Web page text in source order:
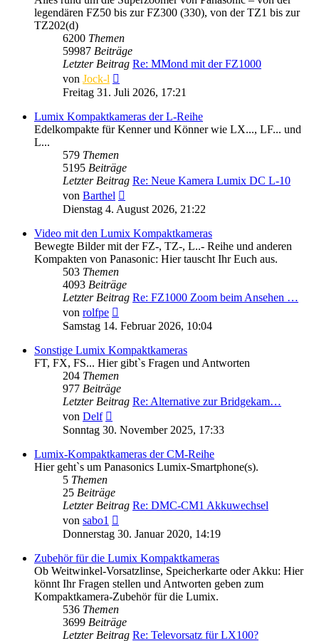
legendären FZ50 bis zur FZ300 (330), von der TZ1 bis zur
TZ202(d)
6200 Themen
59987 Beiträge
Letzter Beitrag Re: MMond mit der FZ1000
von Jock-l
Beitrag
Freitag 31. Juli 2026, 17:21
Lumix Kompaktkameras der L-Reihe
Edelkompakte für Kenner und Könner wie LX..., LF... und
L...
579 Themen
5195 Beiträge
Letzter Beitrag Re: Neue Kamera Lumix DC L-10
von Barthel
Beitrag
Dienstag 4. August 2026, 21:22
Video mit den Lumix Kompaktkameras
Bewegte Bilder mit der FZ-, TZ-, L..- Reihe und anderen
Kompakten von Panasonic: Hier tauscht Ihr Euch aus.
503 Themen
4093 Beiträge
Letzter Beitrag Re: FZ1000 Zoom beim Ansehen …
von rolfpe
Beitrag
Samstag 14. Februar 2026, 10:04
Sonstige Lumix Kompaktkameras
FT, FX, FS... Hier gibt`s Fragen und Antworten
204 Themen
977 Beiträge
Letzter Beitrag Re: Alternative zur Bridgekam…
von Delf
Beitrag
Sonntag 30. November 2025, 17:33
Lumix-Kompaktkameras der CM-Reihe
Hier geht`s um Panasonics Lumix-Smartphone(s).
5 Themen
25 Beiträge
Letzter Beitrag Re: DMC-CM1 Akkuwechsel
von sabo1
Beitrag
Donnerstag 30. Januar 2020, 14:19
Zubehör für die Lumix Kompaktkameras
Ob Weitwinkel-Vorsatzlinse, Speicherkarte oder Akku: Hier
könnt Ihr Fragen stellen und Antworten geben zum
Kompaktkamera-Zubehör für die Lumix.
536 Themen
3699 Beiträge
Letzter Beitrag Re: Televorsatz für LX100?